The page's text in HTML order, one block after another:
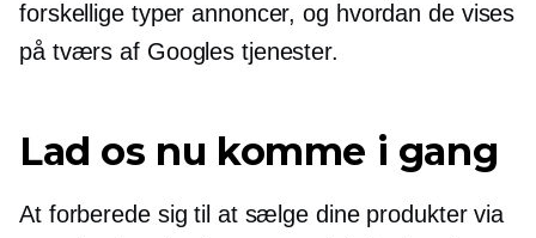
forskellige typer annoncer, og hvordan de vises
på tværs af Googles tjenester.
Lad os nu komme i gang
At forberede sig til at sælge dine produkter via